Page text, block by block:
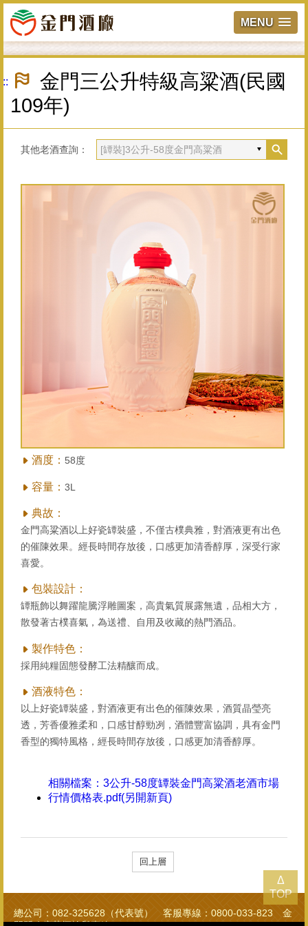
MENU
Δ
TOP
跳
主
:::
金門三公升特級高粱酒(民國
109年)
其他老酒查詢：
酒度： 58度
容量： 3L
典故：
金門高粱酒以上好瓷罈裝盛，不僅古樸典雅，對酒液更有出色
的催陳效果。經長時間存放後，口感更加清香醇厚，深受行家
喜愛。
包裝設計：
罈瓶飾以舞躍龍騰浮雕圖案，高貴氣質展露無遺，品相大方，
散發著古樸喜氣，為送禮、自用及收藏的熱門酒品。
製作特色：
採用純糧固態發酵工法精釀而成。
酒液特色：
以上好瓷罈裝盛，對酒液更有出色的催陳效果，酒質晶瑩亮
透，芳香優雅柔和，口感甘醇勁冽，酒體豐富協調，具有金門
香型的獨特風格，經長時間存放後，口感更加清香醇厚。
相關檔案： 3公升-58度罈裝金門高粱酒老酒市場
行情價格表.pdf(另開新頁)
回上層
總公司：082-325628（代表號） 客服專線：0800-033-823 金